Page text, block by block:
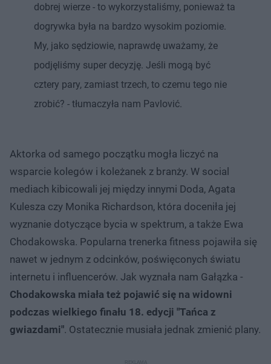
dobrej wierze - to wykorzystaliśmy, ponieważ ta
dogrywka była na bardzo wysokim poziomie.
My, jako sędziowie, naprawdę uważamy, że
podjęliśmy super decyzję. Jeśli mogą być
cztery pary, zamiast trzech, to czemu tego nie
zrobić? - tłumaczyła nam Pavlović.
Aktorka od samego początku mogła liczyć na
wsparcie kolegów i koleżanek z branży. W social
mediach kibicowali jej między innymi Doda, Agata
Kulesza czy Monika Richardson, która doceniła jej
wyznanie dotyczące bycia w spektrum, a także Ewa
Chodakowska. Popularna trenerka fitness pojawiła się
nawet w jednym z odcinków, poświęconych światu
internetu i influencerów. Jak wyznała nam Gałązka -
Chodakowska miała też pojawić się na widowni
podczas wielkiego finału 18. edycji "Tańca z
gwiazdami". Ostatecznie musiała jednak zmienić plany.